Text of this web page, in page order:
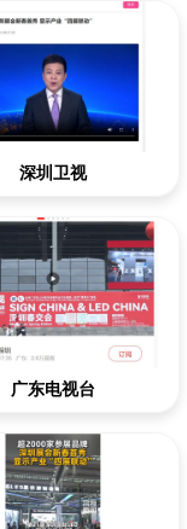
深圳卫视
广东电视台